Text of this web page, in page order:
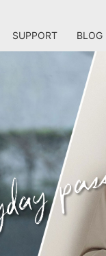
SUPPORT BLOG